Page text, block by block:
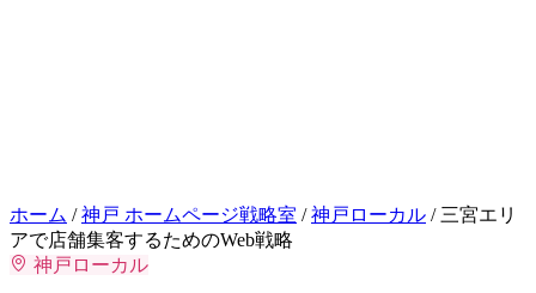
ホーム / 神戸 ホームページ戦略室 / 神戸ローカル / 三宮エリ
アで店舗集客するためのWeb戦略
神戸ローカル